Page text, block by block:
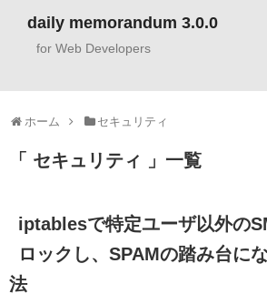
daily memorandum 3.0.0
for Web Developers
ホーム セキュリティ
セキュリティ 一覧
iptablesで特定ユーザ以外の
ロックし、SPAMの踏み台に
法